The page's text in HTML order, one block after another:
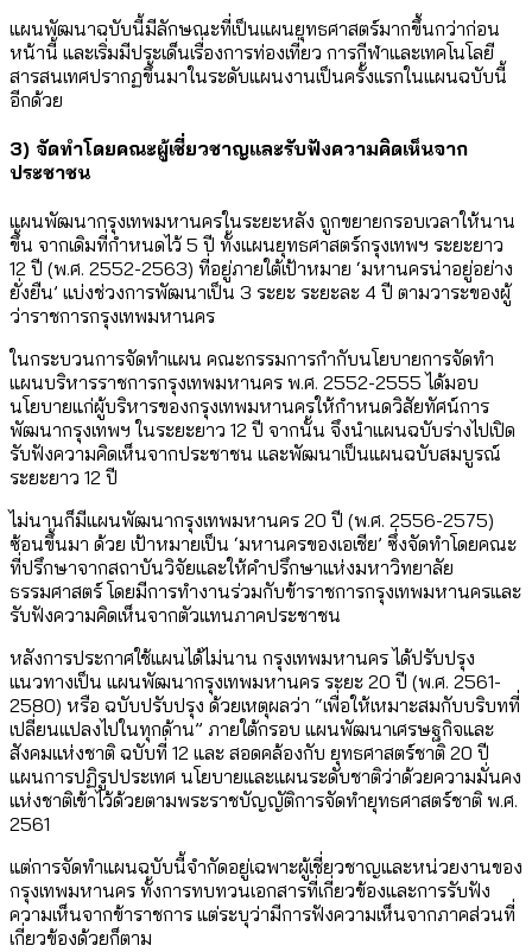
แผนพัฒนาฉบับนี้มีลักษณะที่เป็นแผนยุทธศาสตร์มากขึ้นกว่าก่อน
หน้านี้ และเริ่มมีประเด็นเรื่องการท่องเที่ยว การกีฬาและเทคโนโลยี
สารสนเทศปรากฏขึ้นมาในระดับแผนงานเป็นครั้งแรกในแผนฉบับนี้
อีกด้วย
3) จัดทำโดยคณะผู้เชี่ยวชาญและรับฟังความคิดเห็นจาก
ประชาชน
แผนพัฒนากรุงเทพมหานครในระยะหลัง ถูกขยายกรอบเวลาให้นาน
ขึ้น จากเดิมที่กำหนดไว้ 5 ปี ทั้งแผนยุทธศาสตร์กรุงเทพฯ ระยะยาว
12 ปี (พ.ศ. 2552-2563) ที่อยู่ภายใต้เป้าหมาย ‘มหานครน่าอยู่อย่าง
ยั่งยืน’ แบ่งช่วงการพัฒนาเป็น 3 ระยะ ระยะละ 4 ปี ตามวาระของผู้
ว่าราชการกรุงเทพมหานคร
ในกระบวนการจัดทำแผน คณะกรรมการกํากับนโยบายการจัดทํา
แผนบริหารราชการกรุงเทพมหานคร พ.ศ. 2552-2555 ได้มอบ
นโยบายแก่ผู้บริหารของกรุงเทพมหานครให้กําหนดวิสัยทัศน์การ
พัฒนากรุงเทพฯ ในระยะยาว 12 ปี จากนั้น จึงนำแผนฉบับร่างไปเปิด
รับฟังความคิดเห็นจากประชาชน และพัฒนาเป็นแผนฉบับสมบูรณ์
ระยะยาว 12 ปี
ไม่นานก็มีแผนพัฒนากรุงเทพมหานคร 20 ปี (พ.ศ. 2556-2575)
ซ้อนขึ้นมา ด้วย เป้าหมายเป็น ‘มหานครของเอเชีย’ ซึ่งจัดทำโดยคณะ
ที่ปรึกษาจากสถาบันวิจัยและให้คำปรึกษาแห่งมหาวิทยาลัย
ธรรมศาสตร์ โดยมีการทำงานร่วมกับข้าราชการกรุงเทพมหานครและ
รับฟังความคิดเห็นจากตัวแทนภาคประชาชน
หลังการประกาศใช้แผนได้ไม่นาน กรุงเทพมหานคร ได้ปรับปรุง
แนวทางเป็น แผนพัฒนากรุงเทพมหานคร ระยะ 20 ปี (พ.ศ. 2561-
2580) หรือ ฉบับปรับปรุง ด้วยเหตุผลว่า “เพื่อให้เหมาะสมกับบริบทที่
เปลี่ยนแปลงไปในทุกด้าน” ภายใต้กรอบ แผนพัฒนาเศรษฐกิจและ
สังคมแห่งชาติ ฉบับที่ 12 และ สอดคล้องกับ ยุทธศาสตร์ชาติ 20 ปี
แผนการปฏิรูปประเทศ นโยบายและแผนระดับชาติว่าด้วยความมั่นคง
แห่งชาติเข้าไว้ด้วยตามพระราชบัญญัติการจัดทำยุทธศาสตร์ชาติ พ.ศ.
2561
แต่การจัดทำแผนฉบับนี้จำกัดอยู่เฉพาะผู้เชี่ยวชาญและหน่วยงานของ
กรุงเทพมหานคร ทั้งการทบทวนเอกสารที่เกี่ยวข้องและการรับฟัง
ความเห็นจากข้าราชการ แต่ระบุว่ามีการฟังความเห็นจากภาคส่วนที่
เกี่ยวข้องด้วยก็ตาม